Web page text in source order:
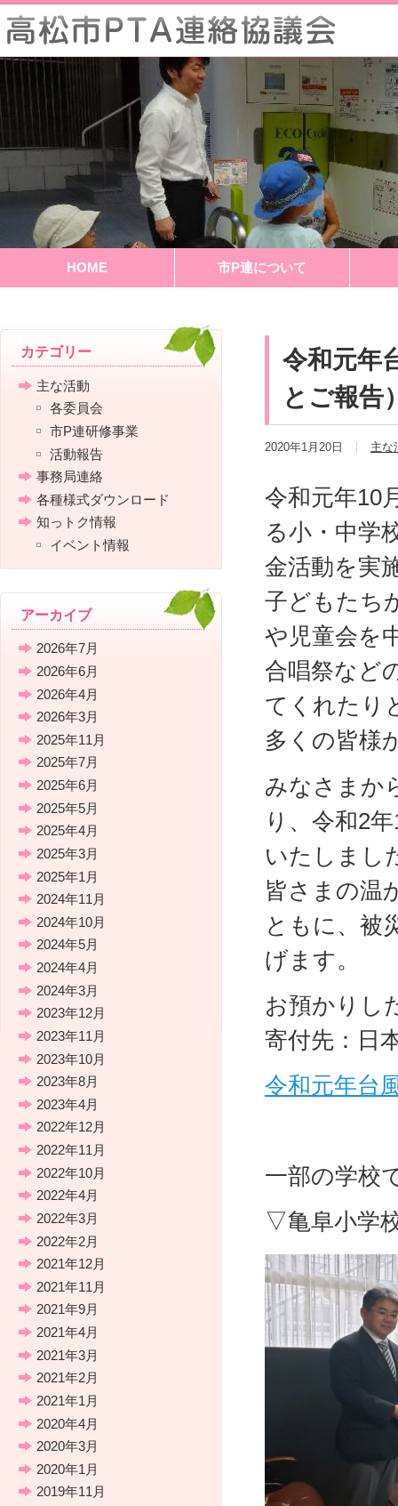
HOME 市P連について
令和元年
とご報告
2020年1月20日 主な
令和元年10
る小・中学
金活動を実
子どもたち
や児童会を
合唱祭など
てくれたり
多くの皆様
みなさまか
り、令和2
いたしまし
皆さまの温
ともに、被
げます。
お預かりし
寄付先：日
令和元年台
一部の学校
▽亀阜小学
カテゴリー
主な活動
各委員会
市P連研修事業
活動報告
事務局連絡
各種様式ダウンロード
知っトク情報
イベント情報
アーカイブ
2026年7月
2026年6月
2026年4月
2026年3月
2025年11月
2025年7月
2025年6月
2025年5月
2025年4月
2025年3月
2025年1月
2024年11月
2024年10月
2024年5月
2024年4月
2024年3月
2023年12月
2023年11月
2023年10月
2023年8月
2023年4月
2022年12月
2022年11月
2022年10月
2022年4月
2022年3月
2022年2月
2021年12月
2021年11月
2021年9月
2021年4月
2021年3月
2021年2月
2021年1月
2020年4月
2020年3月
2020年1月
2019年11月